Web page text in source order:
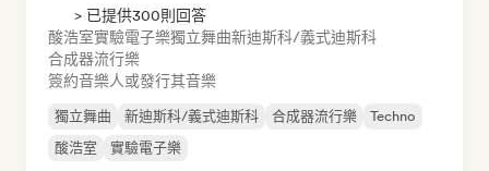
> 已提供300則回答
酸浩室實驗電子樂獨立舞曲新迪斯科/義式迪斯科
合成器流行樂
簽約音樂人或發行其音樂
獨立舞曲 新迪斯科/義式迪斯科 合成器流行樂
Techno
酸浩室
實驗電子樂